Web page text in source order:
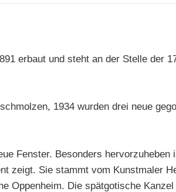
erbaut und steht an der Stelle der
1934 wurden drei neue
Fenster. Besonders
zeigt. Sie stammt vom Kunstmaler
Oppenheim. Die spätgotische